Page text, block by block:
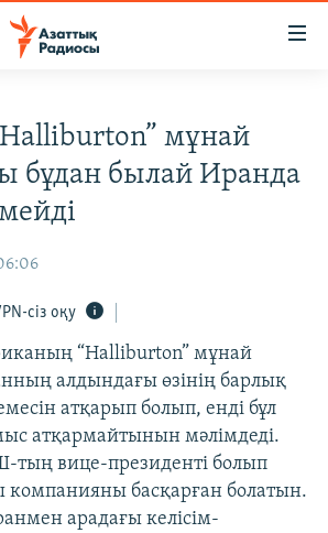
мұнай
бұдан былай Иранда
сіз оқу
“Halliburton” мұнай
алдындағы өзінің барлық
атқарып болып, енді бұл
атқармайтынын мәлімдеді.
вице-президенті болып
компанияны басқарған болатын.
арадағы келісім-